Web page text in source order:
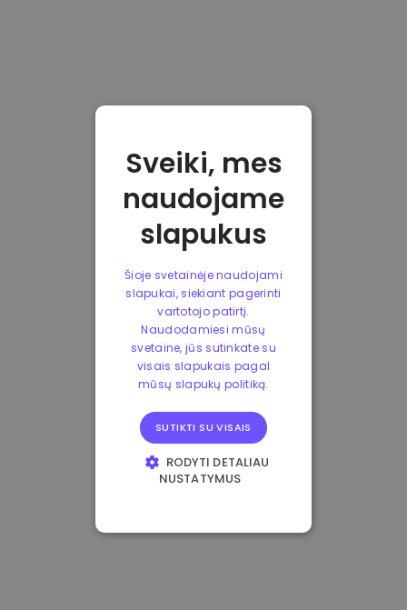
Sveiki, mes
naudojame
slapukus
Šioje svetainėje naudojami
slapukai, siekiant pagerinti
vartotojo patirtį.
Naudodamiesi mūsų
svetaine, jūs sutinkate su
visais slapukais pagal
mūsų slapukų politiką.
SUTIKTI SU VISAIS
RODYTI DETALIAU
NUSTATYMUS